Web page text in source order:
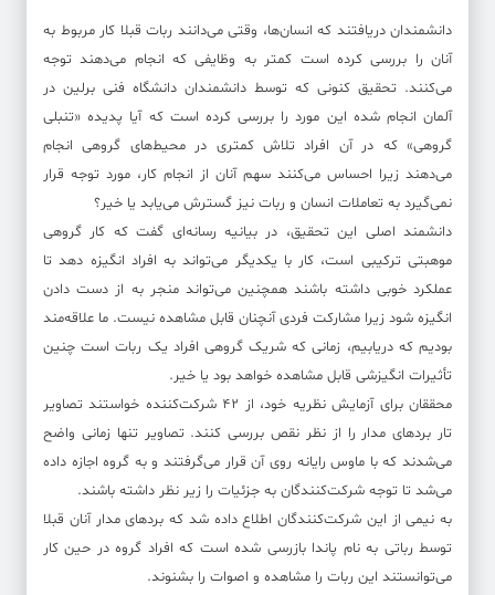
دانشمندان دریافتند که انسان‌ها، وقتی می‌دانند ربات‌ قبلا کار مربوط به
آنان را بررسی کرده‌ است کمتر به وظایفی که انجام می‌دهند توجه
می‌کنند. تحقیق کنونی که توسط دانشمندان دانشگاه فنی برلین در
آلمان انجام شده این مورد را بررسی کرده است که آیا پدیده «تنبلی
گروهی» که در آن افراد تلاش کمتری در محیط‌های گروهی انجام
می‌دهند زیرا احساس می‌کنند سهم آنان از انجام کار، مورد توجه قرار
نمی‌گیرد به تعاملات انسان و ربات نیز گسترش می‌یابد یا خیر؟
دانشمند اصلی این تحقیق، در بیانیه رسانه‌ای گفت که کار گروهی
موهبتی ترکیبی است، کار با یکدیگر می‌تواند به افراد انگیزه دهد تا
عملکرد خوبی داشته باشند همچنین می‌تواند منجر به از دست دادن
انگیزه شود زیرا مشارکت فردی آنچنان قابل مشاهده نیست. ما علاقه‌مند
بودیم که دریابیم، زمانی که شریک گروهی افراد یک ربات است چنین
تأثیرات انگیزشی قابل مشاهده خواهد بود یا خیر.
محققان برای آزمایش نظریه خود، از ۴۲ شرکت‌کننده خواستند تصاویر
تار بردهای مدار را از نظر نقص بررسی کنند. تصاویر تنها زمانی واضح
می‌شدند که با ماوس رایانه روی آن قرار می‌گرفتند و به گروه اجازه داده
می‌شد تا توجه شرکت‌کنندگان به جزئیات را زیر نظر داشته باشند.
به نیمی از این شرکت‌کنندگان اطلاع داده شد که بردهای مدار آنان قبلا
توسط رباتی به نام پاندا بازرسی شده است که افراد گروه در حین کار
می‌توانستند این ربات را مشاهده و اصوات را بشنوند.